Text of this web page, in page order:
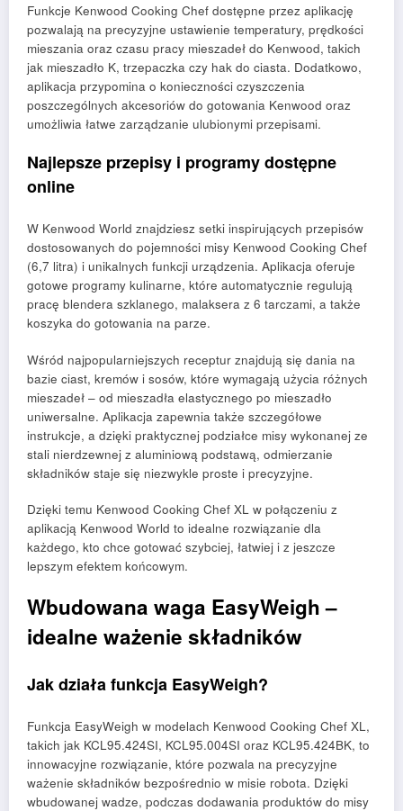
Funkcje Kenwood Cooking Chef dostępne przez aplikację
pozwalają na precyzyjne ustawienie temperatury, prędkości
mieszania oraz czasu pracy mieszadeł do Kenwood, takich
jak mieszadło K, trzepaczka czy hak do ciasta. Dodatkowo,
aplikacja przypomina o konieczności czyszczenia
poszczególnych akcesoriów do gotowania Kenwood oraz
umożliwia łatwe zarządzanie ulubionymi przepisami.
Najlepsze przepisy i programy dostępne
online
W Kenwood World znajdziesz setki inspirujących przepisów
dostosowanych do pojemności misy Kenwood Cooking Chef
(6,7 litra) i unikalnych funkcji urządzenia. Aplikacja oferuje
gotowe programy kulinarne, które automatycznie regulują
pracę blendera szklanego, malaksera z 6 tarczami, a także
koszyka do gotowania na parze.
Wśród najpopularniejszych receptur znajdują się dania na
bazie ciast, kremów i sosów, które wymagają użycia różnych
mieszadeł – od mieszadła elastycznego po mieszadło
uniwersalne. Aplikacja zapewnia także szczegółowe
instrukcje, a dzięki praktycznej podziałce misy wykonanej ze
stali nierdzewnej z aluminiową podstawą, odmierzanie
składników staje się niezwykle proste i precyzyjne.
Dzięki temu Kenwood Cooking Chef XL w połączeniu z
aplikacją Kenwood World to idealne rozwiązanie dla
każdego, kto chce gotować szybciej, łatwiej i z jeszcze
lepszym efektem końcowym.
Wbudowana waga EasyWeigh –
idealne ważenie składników
Jak działa funkcja EasyWeigh?
Funkcja EasyWeigh w modelach Kenwood Cooking Chef XL,
takich jak KCL95.424SI, KCL95.004SI oraz KCL95.424BK, to
innowacyjne rozwiązanie, które pozwala na precyzyjne
ważenie składników bezpośrednio w misie robota. Dzięki
wbudowanej wadze, podczas dodawania produktów do misy